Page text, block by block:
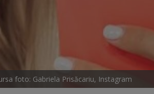
foto: Gabriela Prisăcariu, Instagram